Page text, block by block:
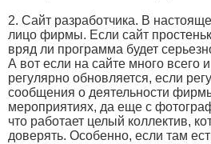
2. Сайт разработчика. В
лицо фирмы. Если сайт
вряд ли программа будет
А вот если на сайте много всего
регулярно обновляется, если
сообщения о деятельности
мероприятиях, да еще с
что работает целый коллектив,
доверять. Особенно, если там